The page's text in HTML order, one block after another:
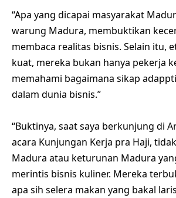
“Apa yang dicapai masyarakat
warung Madura, membuktikan
membaca realitas bisnis. Selain itu,
kuat, mereka bukan hanya pekerja
memahami bagaimana sikap
dalam dunia bisnis.”
“Buktinya, saat saya berkunjung di
acara Kunjungan Kerja pra Haji,
Madura atau keturunan Madura
merintis bisnis kuliner. Mereka
apa sih selera makan yang bakal